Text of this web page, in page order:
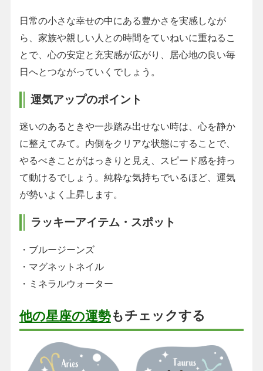
日常の小さな幸せの中にある豊かさを実感しなが
ら、家族や親しい人との時間をていねいに重ねるこ
とで、心の安定と充実感が広がり、居心地の良い毎
日へとつながっていくでしょう。
運気アップのポイント
迷いのあるときや一歩踏み出せない時は、心を静か
に整えてみて。内側をクリアな状態にすることで、
やるべきことがはっきりと見え、スピード感を持っ
て動けるでしょう。純粋な気持ちでいるほど、運気
が勢いよく上昇します。
ラッキーアイテム・スポット
・ブルージーンズ
・マグネットネイル
・ミネラルウォーター
他の星座の運勢もチェックする